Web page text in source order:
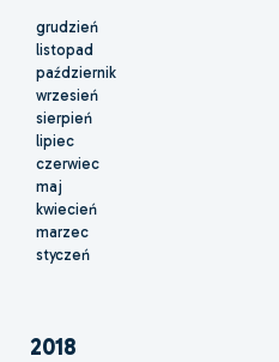
grudzień
listopad
październik
wrzesień
sierpień
lipiec
czerwiec
maj
kwiecień
marzec
styczeń
2018